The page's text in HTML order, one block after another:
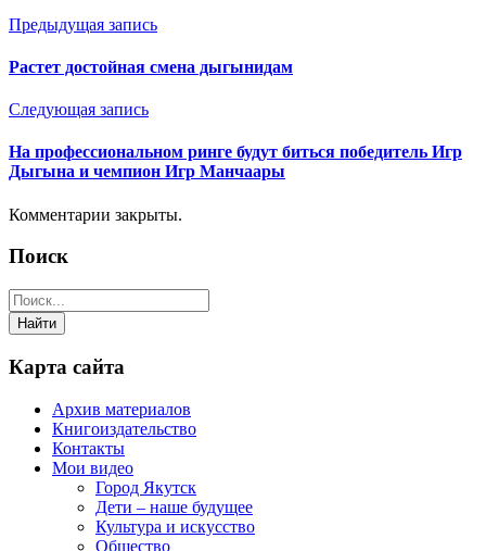
Отправить
Предыдущая запись
Растет достойная смена дыгынидам
Следующая запись
На профессиональном ринге будут биться победитель Игр
Дыгына и чемпион Игр Манчаары
Комментарии закрыты.
Поиск
Карта сайта
Архив материалов
Книгоиздательство
Контакты
Мои видео
Город Якутск
Дети – наше будущее
Культура и искусство
Общество